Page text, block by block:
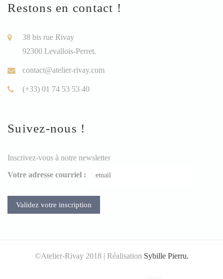
Restons en contact !
38 bis rue Rivay
92300 Levallois-Perret.
contact@atelier-rivay.com
(+33) 01 74 53 53 40
Suivez-nous !
Inscrivez-vous à notre newsletter
Votre adresse courriel :
©Atelier-Rivay 2018 | Réalisation Sybille Pierru.